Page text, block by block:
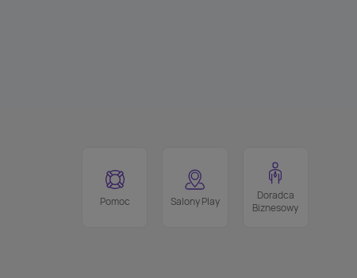
Pomoc Salony Play
Doradca
Biznesowy